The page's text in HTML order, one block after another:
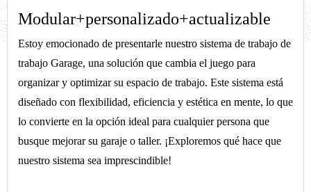
Modular+personalizado+actualizable
Estoy emocionado de presentarle nuestro sistema de trabajo de
trabajo Garage, una solución que cambia el juego para
organizar y optimizar su espacio de trabajo. Este sistema está
diseñado con flexibilidad, eficiencia y estética en mente, lo que
lo convierte en la opción ideal para cualquier persona que
busque mejorar su garaje o taller. ¡Exploremos qué hace que
nuestro sistema sea imprescindible!